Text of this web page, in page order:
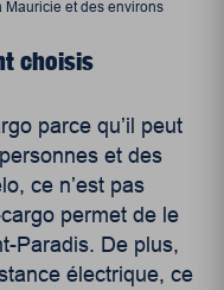
Mauricie et des environs
choisis
parce qu’il peut
et des
ce n’est pas
permet de le
Paradis. De plus,
électrique, ce